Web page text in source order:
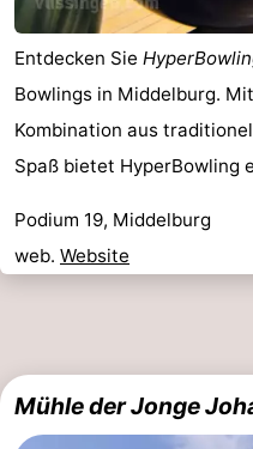
Entdecken Sie
Bowlings in Middelburg.
Kombination aus
Spaß bietet HyperBowling
Podium 19, Middelburg
web. Website
Mühle der Jonge